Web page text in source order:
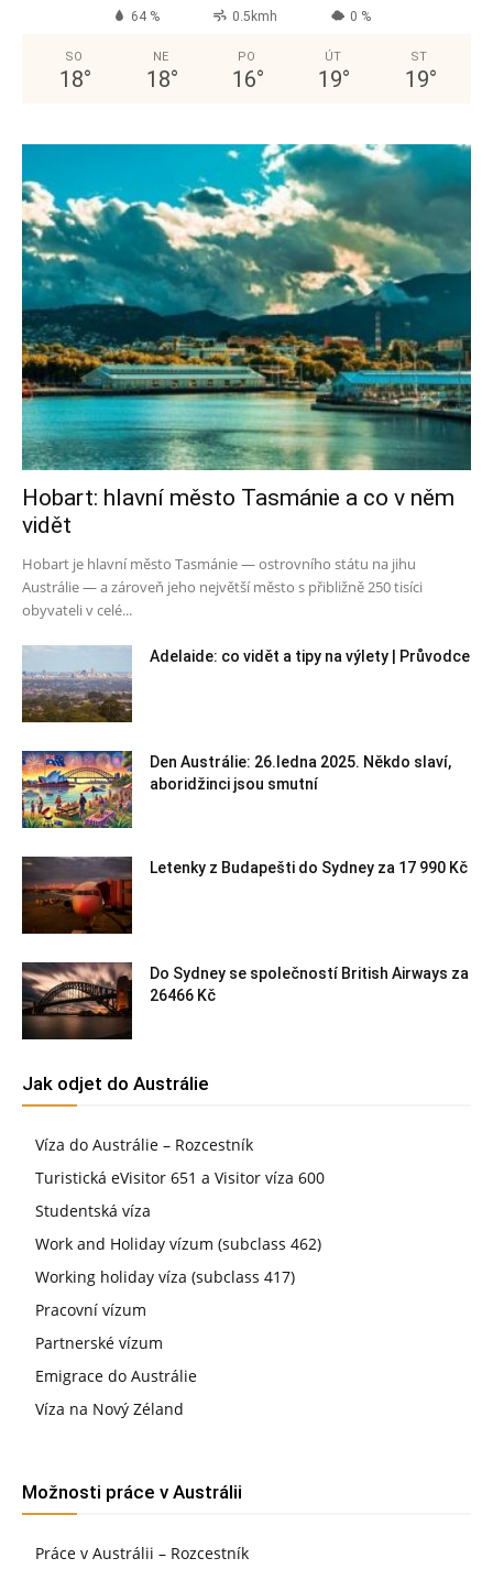
64 % 0.5kmh 0 %
SO
18°
NE
18°
PO
16°
ÚT
19°
ST
19°
Hobart: hlavní město Tasmánie a co v něm
vidět
Hobart je hlavní město Tasmánie — ostrovního státu na jihu
Austrálie — a zároveň jeho největší město s přibližně 250 tisíci
obyvateli v celé...
Adelaide: co vidět a tipy na výlety | Průvodce
Den Austrálie: 26.ledna 2025. Někdo slaví,
aboridžinci jsou smutní
Letenky z Budapešti do Sydney za 17 990 Kč
Do Sydney se společností British Airways za
26466 Kč
Jak odjet do Austrálie
Víza do Austrálie – Rozcestník
Turistická eVisitor 651 a Visitor víza 600
Studentská víza
Work and Holiday vízum (subclass 462)
Working holiday víza (subclass 417)
Pracovní vízum
Partnerské vízum
Emigrace do Austrálie
Víza na Nový Zéland
Možnosti práce v Austrálii
Práce v Austrálii – Rozcestník